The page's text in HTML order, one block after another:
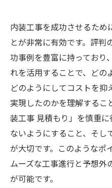
内装工事を成功させるため
とが非常に有効です。評
功事例を豊富に持っており
れを活用することで、どの
どのようにしてコストを
実現したのかを理解するこ
装工事 見積もり」を慎重
ないようにすること、そし
が大切です。このようなポ
ムーズな工事進行と予想外
が可能です。